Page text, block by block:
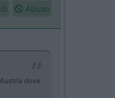
Abuso
dove